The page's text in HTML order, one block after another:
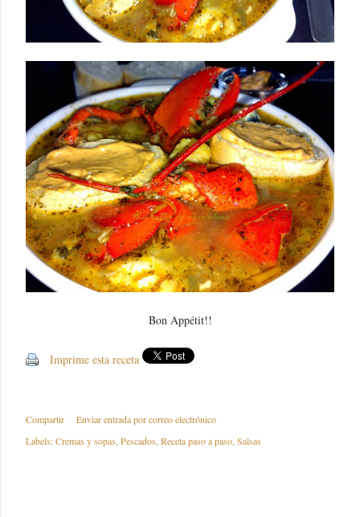
Bon Appétit!!
Imprime esta receta
Compartir
Enviar entrada por correo electrónico
Labels:Cremas y sopas Pescados Receta paso a paso Salsas